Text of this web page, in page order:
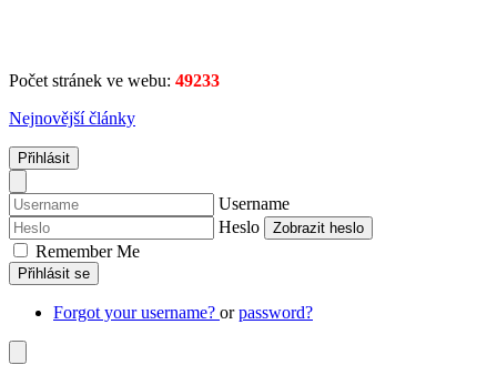
Počet stránek ve webu: 49233
Nejnovější články
Přihlásit
Username
Heslo
Zobrazit heslo
Remember Me
Přihlásit se
Forgot your username? orpassword?